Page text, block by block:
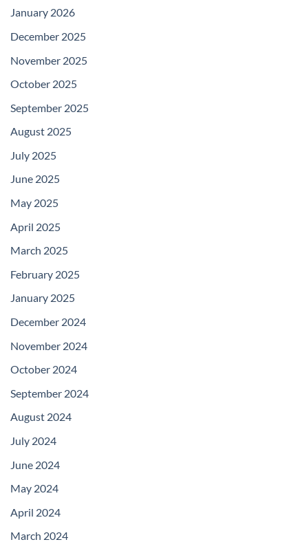
January 2026
December 2025
November 2025
October 2025
September 2025
August 2025
July 2025
June 2025
May 2025
April 2025
March 2025
February 2025
January 2025
December 2024
November 2024
October 2024
September 2024
August 2024
July 2024
June 2024
May 2024
April 2024
March 2024